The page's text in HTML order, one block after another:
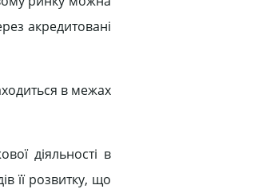
акредитовані
в межах
діяльності в
її розвитку, що